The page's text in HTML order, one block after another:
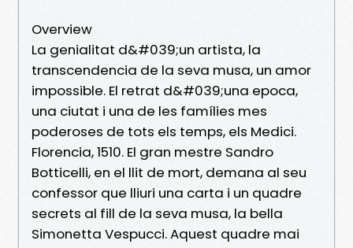
Overview
La genialitat d&#039;un artista, la
transcendencia de la seva musa, un amor
impossible. El retrat d&#039;una epoca,
una ciutat i una de les famílies mes
poderoses de tots els temps, els Medici.
Florencia, 1510. El gran mestre Sandro
Botticelli, en el llit de mort, demana al seu
confessor que lliuri una carta i un quadre
secrets al fill de la seva musa, la bella
Simonetta Vespucci. Aquest quadre mai